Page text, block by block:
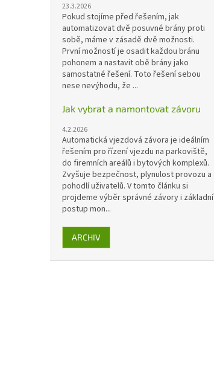
23.3.2026
Pokud stojíme před řešením, jak
automatizovat dvě posuvné brány proti
sobě, máme v zásadě dvě možnosti.
První možností je osadit každou bránu
pohonem a nastavit obě brány jako
samostatné řešení. Toto řešení sebou
nese nevýhodu, že ...
Jak vybrat a namontovat závoru
4.2.2026
Automatická vjezdová závora je ideálním
řešením pro řízení vjezdu na parkoviště,
do firemních areálů i bytových komplexů.
Zvyšuje bezpečnost, plynulost provozu a
pohodlí uživatelů. V tomto článku si
projdeme výběr správné závory i základní
postup mon...
ARCHIV